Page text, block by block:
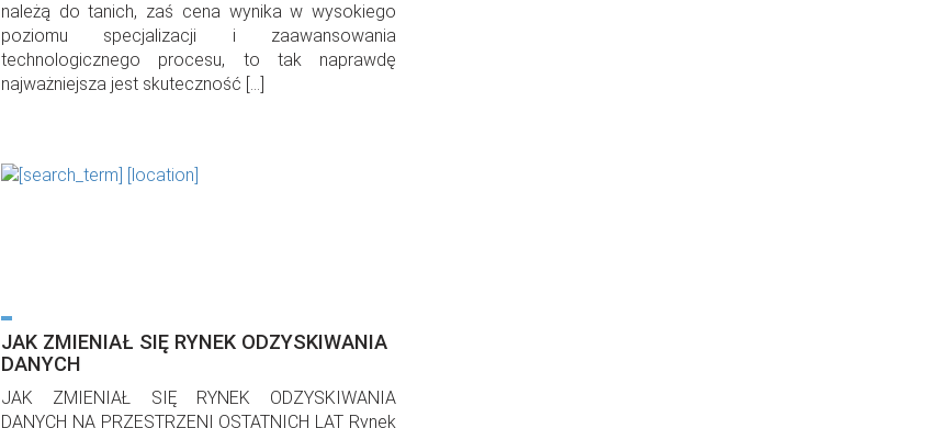
należą do tanich, zaś cena wynika w wysokiego
poziomu specjalizacji i zaawansowania
technologicznego procesu, to tak naprawdę
najważniejsza jest skuteczność […]
JAK ZMIENIAŁ SIĘ RYNEK ODZYSKIWANIA
DANYCH
JAK ZMIENIAŁ SIĘ RYNEK ODZYSKIWANIA
DANYCH NA PRZESTRZENI OSTATNICH LAT Rynek